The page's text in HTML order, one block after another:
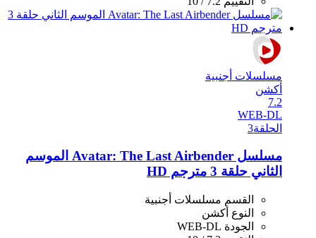
مسلسلات أجنبية
أكشن
7.2
WEB-DL
الحلقة3
مسلسل Avatar: The Last Airbender الموسم
الثاني حلقة 3 مترجم HD
القسم مسلسلات أجنبية
النوع أكشن
الجودة WEB-DL